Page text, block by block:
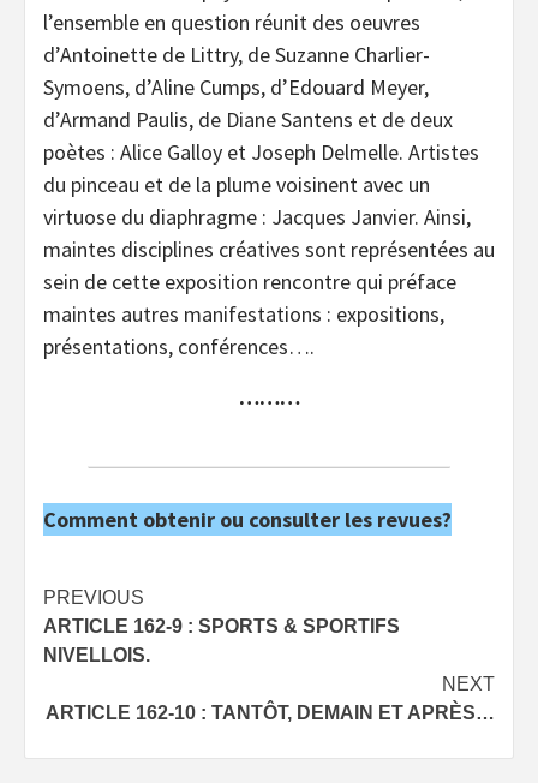
l’ensemble en question réunit des oeuvres
d’Antoinette de Littry, de Suzanne Charlier-
Symoens, d’Aline Cumps, d’Edouard Meyer,
d’Armand Paulis, de Diane Santens et de deux
poètes : Alice Galloy et Joseph Delmelle. Artistes
du pinceau et de la plume voisinent avec un
virtuose du diaphragme : Jacques Janvier. Ainsi,
maintes disciplines créatives sont représentées au
sein de cette exposition rencontre qui préface
maintes autres manifestations : expositions,
présentations, conférences….
………
Comment obtenir ou consulter les revues?
Post
navigation
PREVIOUS
ARTICLE 162-9 : SPORTS & SPORTIFS
NIVELLOIS.
NEXT
ARTICLE 162-10 : TANTÔT, DEMAIN ET APRÈS…